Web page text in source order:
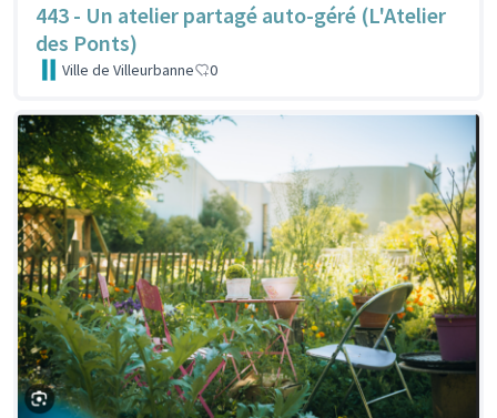
443 - Un atelier partagé auto-géré (L'Atelier
des Ponts)
Ville de Villeurbanne 0